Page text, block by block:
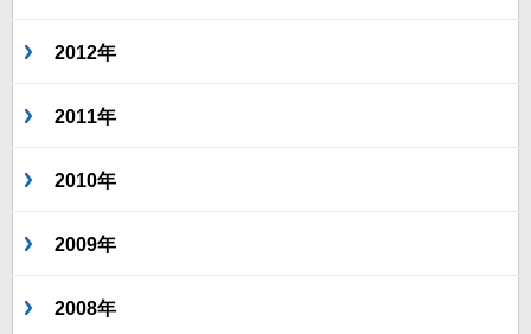
2012年
2011年
2010年
2009年
2008年